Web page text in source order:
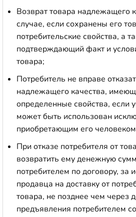
Возврат товара надлежащего
случае, если сохранены его
потребительские свойства, а
подтверждающий факт и
товара;
Потребитель не вправе
надлежащего качества,
определенные свойства, если
может быть использован
приобретающим его
При отказе потребителя от
возвратить ему денежную
потребителем по договору, за
продавца на доставку от
товара, не позднее чем через
предъявления потребителем